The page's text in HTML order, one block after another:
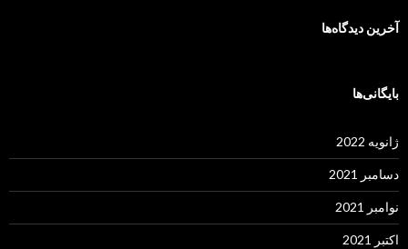
آخرین دیدگاه‌ها
بایگانی‌ها
ژانویه 2022
دسامبر 2021
نوامبر 2021
اکتبر 2021